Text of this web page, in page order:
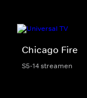
Chicago Fire
S5-14 streamen